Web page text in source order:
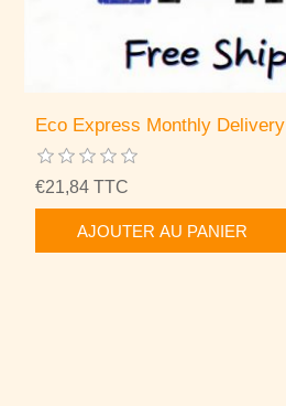
Eco Express Monthly Delivery
€21,84 TTC
AJOUTER AU PANIER